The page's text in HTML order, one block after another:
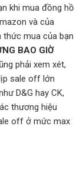
khi mua đồng hồ
và của
thức mua của bạn
BAO GIỜ
phải xem xét,
sale off lớn
D&G hay CK,
thương hiệu
off ở mức max